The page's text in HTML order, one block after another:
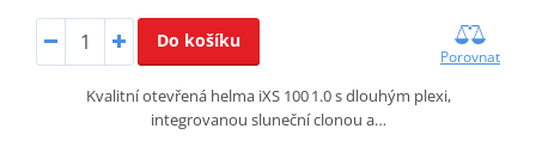
Do košíku
Porovnat
Kvalitní otevřená helma iXS 100 1.0 s dlouhým plexi,
integrovanou sluneční clonou a…